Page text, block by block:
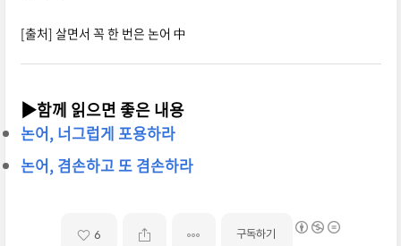
[출처] 살면서 꼭 한 번은 논어 中
▶함께 읽으면 좋은 내용
논어, 너그럽게 포용하라
논어, 겸손하고 또 겸손하라
6 구독하기